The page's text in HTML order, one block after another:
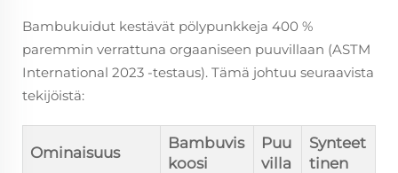
Bambukuidut kestävät pölypunkkeja 400 %
paremmin verrattuna orgaaniseen puuvillaan (ASTM
International 2023 -testaus). Tämä johtuu seuraavista
tekijöistä:
Ominaisuus
Bambuvis
koosi
Puu
villa
Synteet
tinen